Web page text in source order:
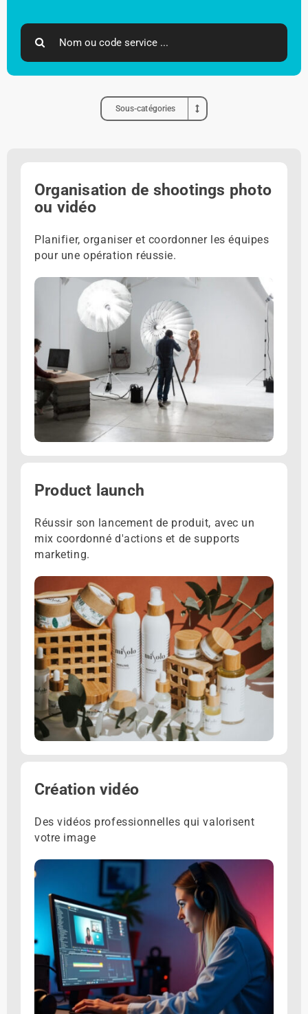
Search
for:
Sous-catégories
Organisation de shootings photo
ou vidéo
Planifier, organiser et coordonner les équipes
pour une opération réussie.
Product launch
Réussir son lancement de produit, avec un
mix coordonné d'actions et de supports
marketing.
Création vidéo
Des vidéos professionnelles qui valorisent
votre image